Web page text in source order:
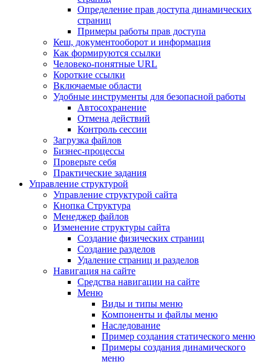
Определение прав доступа динамических
страниц
Примеры работы прав доступа
Кеш, документооборот и информация
Как формируются ссылки
Человеко-понятные URL
Короткие ссылки
Включаемые области
Удобные инструменты для безопасной работы
Автосохранение
Отмена действий
Контроль сессии
Загрузка файлов
Бизнес-процессы
Проверьте себя
Практические задания
Управление структурой
Управление структурой сайта
Кнопка Структура
Менеджер файлов
Изменение структуры сайта
Создание физических страниц
Создание разделов
Удаление страниц и разделов
Навигация на сайте
Средства навигации на сайте
Меню
Виды и типы меню
Компоненты и файлы меню
Наследование
Пример создания статического меню
Примеры создания динамического
меню